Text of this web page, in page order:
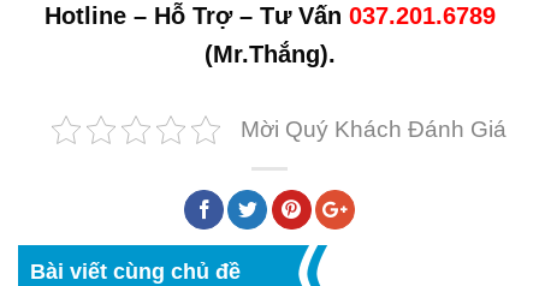
Hotline – Hỗ Trợ – Tư Vấn 037.201.6789
(Mr.Thắng).
Mời Quý Khách Đánh Giá
Bài viết cùng chủ đề